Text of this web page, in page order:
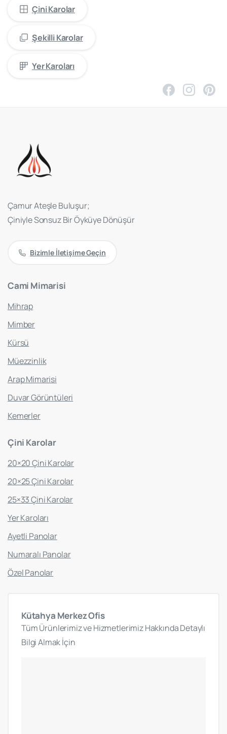
Çini Karolar
Şekilli Karolar
Yer Karoları
Çamur Ateşle Buluşur;
Çiniyle Sonsuz Bir Öyküye Dönüşür
Bizimle İletişime Geçin
Cami Mimarisi
Mihrap
Mimber
Kürsü
Müezzinlik
Arap Mimarisi
Duvar Görüntüleri
Kemerler
Çini Karolar
20×20 Çini Karolar
20×25 Çini Karolar
25×33 Çini Karolar
Yer Karoları
Ayetli Panolar
Numaralı Panolar
Özel Panolar
Kütahya MerkezOfis
Tüm Ürünlerimiz ve Hizmetlerimiz Hakkında Detaylı
Bilgi Almak İçin